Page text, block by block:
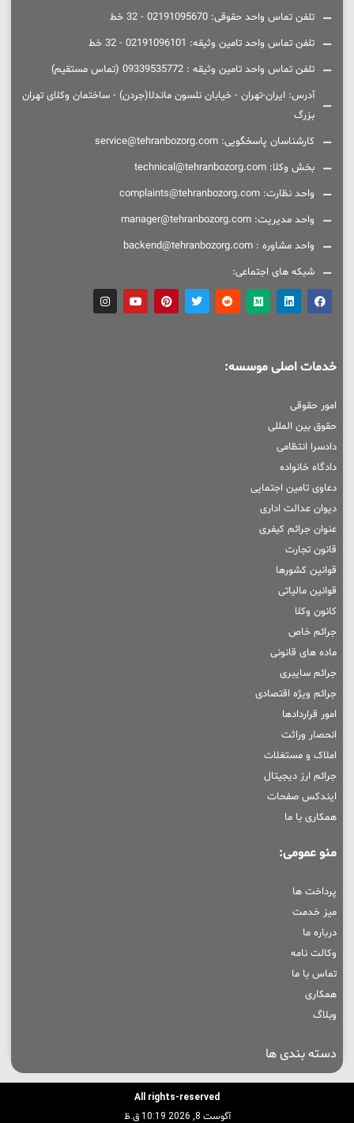
تلفن تماس واحد حقوقی: 02191095670 - 32 خط
تلفن تماس واحد تامین وثیقه: 02191096101 - 32 خط
تلفن تماس واحد تامین وثیقه : 09339535772 (تماس مستقیم)
آدرس: ایران-تهران - خیابان نلسون ماندلا(جردن) - ساختمان وکلای تهران
بزرگ
کارشناسان پاسخگویی: service@tehranbozorg.com
بخش وکلا: technical@tehranbozorg.com
واحد نظارت: complaints@tehranbozorg.com
واحد مدیریت: manager@tehranbozorg.com
واحد مشاوره : backend@tehranbozorg.com
شبکه های اجتماعی:
خدمات اصلی موسسه:
امور حقوقی
حقوق بین المللی
دادسرا انتظامی
دادگاه خانواده
دعاوی تامین اجتمایی
دیوان عدالت اداری
عنوان جرائم کیفری
قانون تجارت
قوانین کشورها
قوانین مالیاتی
کانون وکلا
جرائم خاص
ماده های قانونی
جرائم سایبری
جرائم ویژه اقتصادی
امور قراردادها
انحصار وراثت
املاک و مستغلات
جرائم ارز دیجیتال
ایندکس صفحات
همکاری با ما
منو عمومی:
پرداخت ها
میز خدمت
درباره ما
وکالت نامه
تماس با ما
همکاری
وبلاگ
دسته بندی ها
All rights-reserved
آگوست 8, 2026 10:19 ق.ظ